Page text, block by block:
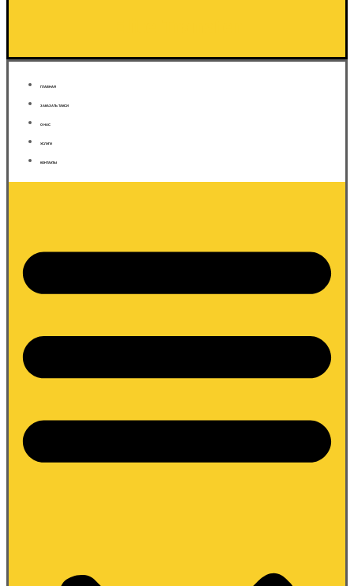
ГЛАВНАЯ
ЗАКАЗАТЬ ТАКСИ
О НАС
УСЛУГИ
КОНТАКТЫ